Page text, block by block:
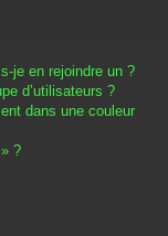
je en rejoindre un ?
d’utilisateurs ?
dans une couleur
?